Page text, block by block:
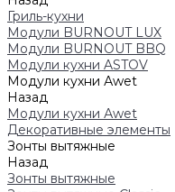
Гриль-кухни
Модули BURNOUT LUX
Модули BURNOUT BBQ
Модули кухни ASTOV
Модули кухни Аwet
Назад
Модули кухни Аwet
Декоративные элементы
Зонты вытяжные
Назад
Зонты вытяжные